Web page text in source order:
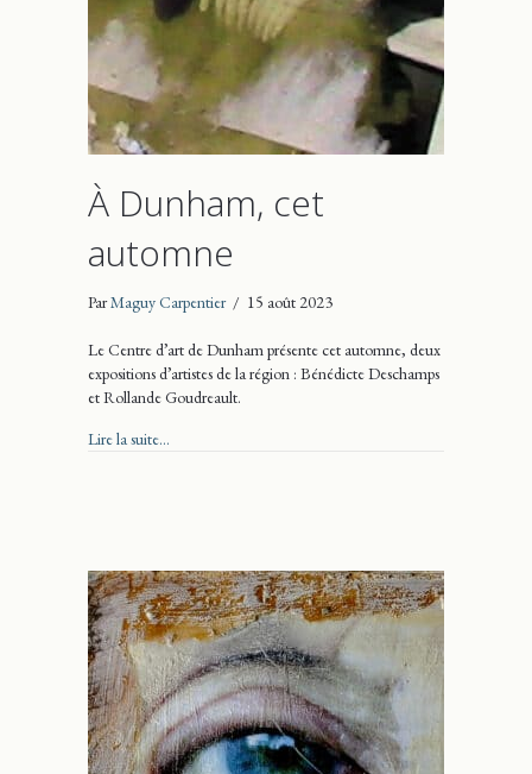
À Dunham, cet
automne
ParMaguy Carpentier / 15 août 2023
Le Centre d’art de Dunham présente cet automne, deux
expositions d’artistes de la région : Bénédicte Deschamps
et Rollande Goudreault.
Lire la suite...